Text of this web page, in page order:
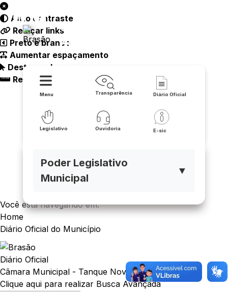
Câmara Municipal - Tanque
Novo
Menu Transparência Diário Oficial
Legislativo Ouvidoria E-sic
Poder Legislativo
Municipal
▼
Auto contraste
Realçar links
Preto e branco
Aumentar espaçamento
Destacando cursor
Regua guia
Você está navegando em:
Home
Diário Oficial do Município
Diário Oficial
Câmara Municipal - Tanque Novo
Clique aqui para realizar Busca Avançada